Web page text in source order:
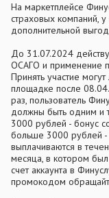
На маркетплейсе
страховых компаний,
дополнительной
До 31.07.2024
ОСАГО и применение
Принять участие
площадке после
раз, пользователь
должны быть одним и
3000 рублей - бонус
больше 3000 рублей -
выплачиваются в
месяца, в котором
счет аккаунта в
промокодом